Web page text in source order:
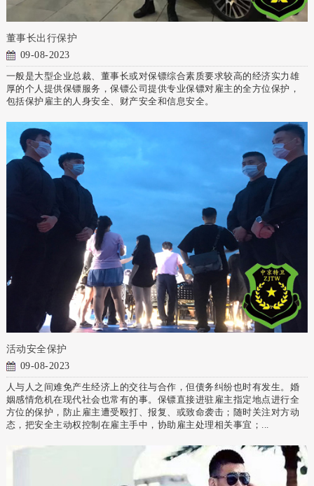
董事长出行保护
09-08-2023
一般是大型企业总裁、董事长或对保镖综合素质要求较高的经济实力雄
厚的个人提供保镖服务，保镖公司提供专业保镖对雇主的全方位保护，
包括保护雇主的人身安全、财产安全和信息安全。
活动安全保护
09-08-2023
人与人之间难免产生经济上的交往与合作，但债务纠纷也时有发生。婚
姻感情危机在现代社会也常有的事。保镖直接进驻雇主指定地点进行全
方位的保护，防止雇主遭受殴打、报复、或致命袭击；随时关注对方动
态，把安全主动权控制在雇主手中，协助雇主处理相关事宜；...